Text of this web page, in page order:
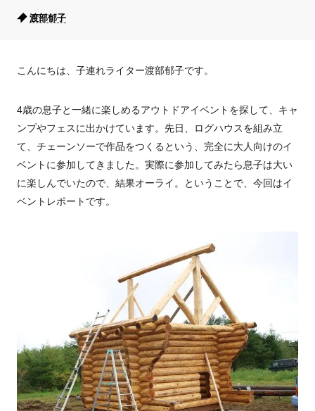
渡部郁子
こんにちは、子連れライター渡部郁子です。
4歳の息子と一緒に楽しめるアウトドアイベントを探して、キャ
ンプやフェスに出かけています。先日、ログハウスを組み立
て、チェーンソーで作品をつくるという、完全に大人向けのイ
ベントに参加してきました。実際に参加してみたら息子は大い
に楽しんでいたので、結果オーライ。ということで、今回はイ
ベントレポートです。